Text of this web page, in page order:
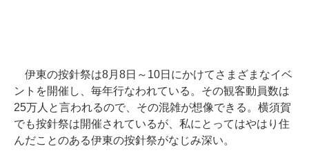
伊東の按針祭は8月8日～10日にかけてさまざまなイベ
ントを開催し、毎年行なわれている。その観客動員数は
25万人と言われるので、その混雑が想像できる。横須賀
でも按針祭は開催されているが、私にとってはやはり住
んだことのある伊東の按針祭がなじみ深い。